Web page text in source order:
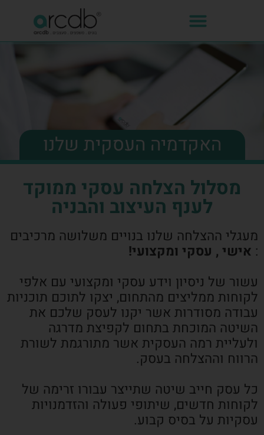
האקדמיה העסקית שלנו
מסלול הצלחה עסקי ממוקד
לענף העיצוב והבניה
מעגלי ההצלחה שלנו בנויים משלושה מרכיבים
: אישי , עסקי ומקצועי!
עשור של ניסיון וידע עסקי ומקצועי עם אלפי
לקוחות ממליצים מהתחום, יצקו לתוכם תוכניות
עבודה מסודרות אשר יקנו לעסק שלכם את
השיטה המוכחת בתחום לקפיצת מדרגה
ולעליית רמה העסקית אשר מתורגמת לשורת
הרווח וההצלחה בעסק.
כל עסק חייב שיטה שתייצר עבורו זרימה של
לקוחות חדשים, שיתופי פעולה והזדמנויות
עסקיות על בסיס קבוע.